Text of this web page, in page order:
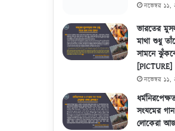
নভেম্বর ১১,
ভারতের
মাথা শুধু
সামনে
[PICTURE]
নভেম্বর ১১,
সংযমের
লোকেরা